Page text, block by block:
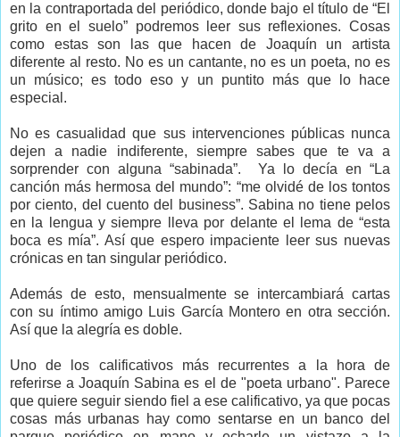
en la contraportada del periódico, donde bajo el título de “El
grito en el suelo” podremos leer sus reflexiones. Cosas
como estas son las que hacen de Joaquín un artista
diferente al resto. No es un cantante, no es un poeta, no es
un músico; es todo eso y un puntito más que lo hace
especial.
No es casualidad que sus intervenciones públicas nunca
dejen a nadie indiferente, siempre sabes que te va a
sorprender con alguna “sabinada”. Ya lo decía en “La
canción más hermosa del mundo”: “me olvidé de los tontos
por ciento, del cuento del business”. Sabina no tiene pelos
en la lengua y siempre lleva por delante el lema de “esta
boca es mía”. Así que espero impaciente leer sus nuevas
crónicas en tan singular periódico.
Además de esto, mensualmente se intercambiará cartas
con su íntimo amigo Luis García Montero en otra sección.
Así que la alegría es doble.
Uno de los calificativos más recurrentes a la hora de
referirse a Joaquín Sabina es el de "poeta urbano". Parece
que quiere seguir siendo fiel a ese calificativo, ya que pocas
cosas más urbanas hay como sentarse en un banco del